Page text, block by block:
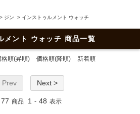
> ジン > インストゥルメント ウォッチ
メント ウォッチ 商品一覧
格順(昇順) 価格順(降順) 新着順
Prev Next >
77 商品 1 - 48 表示